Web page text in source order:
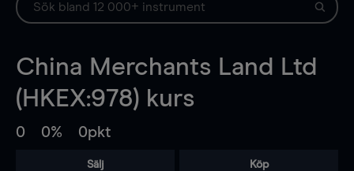
China Merchants Land Ltd
(HKEX:978) kurs
0 0% 0pkt
Sälj Köp